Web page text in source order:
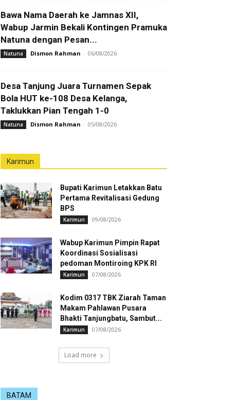
Bawa Nama Daerah ke Jamnas XII,
Wabup Jarmin Bekali Kontingen Pramuka
Natuna dengan Pesan...
Natuna Dismon Rahman - 06/08/2026
Desa Tanjung Juara Turnamen Sepak
Bola HUT ke-108 Desa Kelanga,
Taklukkan Pian Tengah 1-0
Natuna Dismon Rahman - 05/08/2026
Karimun
Bupati Karimun Letakkan Batu
Pertama Revitalisasi Gedung
BPS
Karimun 09/08/2026
Wabup Karimun Pimpin Rapat
Koordinasi Sosialisasi
pedoman Montiroing KPK RI
Karimun 07/08/2026
Kodim 0317 TBK Ziarah Taman
Makam Pahlawan Pusara
Bhakti Tanjungbatu, Sambut...
Karimun 07/08/2026
Load more
BATAM